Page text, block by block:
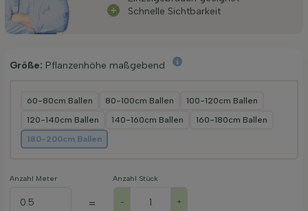
Schnelle Sichtbarkeit
Größe: Pflanzenhöhe maßgebend
60-80cm Ballen 80-100cm Ballen
100-120cm Ballen
120-140cm Ballen
140-160cm Ballen
160-180cm Ballen
180-200cm Ballen
Anzahl Meter
=
Anzahl Stück
- +